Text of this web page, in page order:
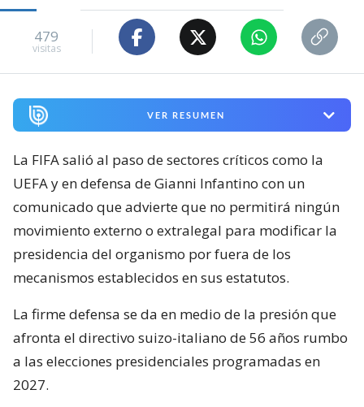
479
visitas
VER RESUMEN
La FIFA salió al paso de sectores críticos como la
UEFA y en defensa de Gianni Infantino con un
comunicado que advierte que no permitirá ningún
movimiento externo o extralegal para modificar la
presidencia del organismo por fuera de los
mecanismos establecidos en sus estatutos.
La firme defensa se da en medio de la presión que
afronta el directivo suizo-italiano de 56 años rumbo
a las elecciones presidenciales programadas en
2027.